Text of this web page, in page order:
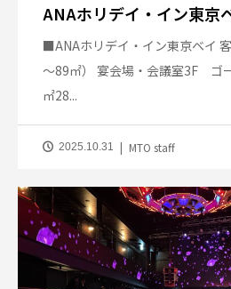
ANAホリデイ・イン東京
■ANAホリデイ・イン東京ベイ
～89㎡） 宴会場・会議室3F ゴ
㎡28...
2025.10.31 MTO staff